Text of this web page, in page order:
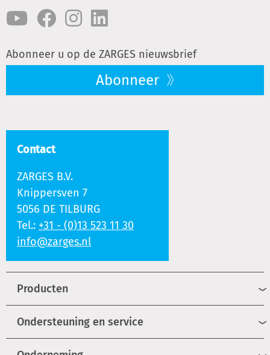
Abonneer u op de ZARGES nieuwsbrief
Abonneer
Contact
ZARGES B.V.
Knippersven 7
5056 DE TILBURG
Tel.: +31 - (0)13 523 11 30
info@zarges.nl
Producten
Ondersteuning en service